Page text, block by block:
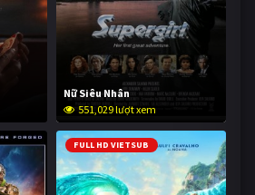
Nữ Siêu Nhân
551,029 lượt xem
FULL HD VIETSUB